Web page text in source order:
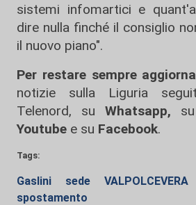
sistemi infomartici e
dire nulla finché il consiglio
il nuovo piano".
Per restare sempre
notizie sulla Liguria
Telenord, su
Whatsapp, su
Youtube e su Facebook.
Tags:
Gaslini sede VALPOLCEVERA
spostamento